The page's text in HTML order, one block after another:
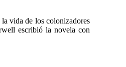
vida de los colonizadores
escribió la novela con